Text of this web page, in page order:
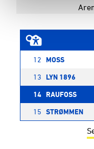
12 MOSS
13
LYN 1896
14 RAUFOSS
15 STRØMMEN